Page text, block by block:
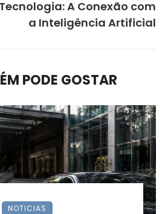
A Conexão com
a Inteligência Artificial
PODE GOSTAR
NOTICIAS